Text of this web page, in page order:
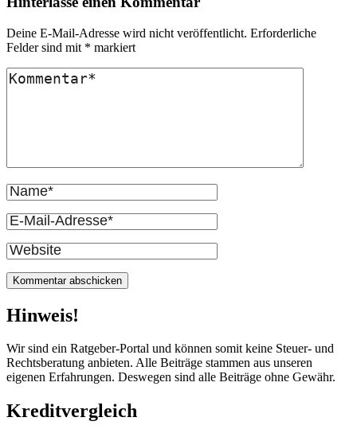
Deine E-Mail-Adresse wird nicht veröffentlicht. Erforderliche
Felder sind mit * markiert
Kommentar
Vollständiger
Name
E-
Mail
Website
Hinweis!
Wir sind ein Ratgeber-Portal und können somit keine Steuer- und
Rechtsberatung anbieten. Alle Beiträge stammen aus unseren
eigenen Erfahrungen. Deswegen sind alle Beiträge ohne Gewähr.
Kreditvergleich